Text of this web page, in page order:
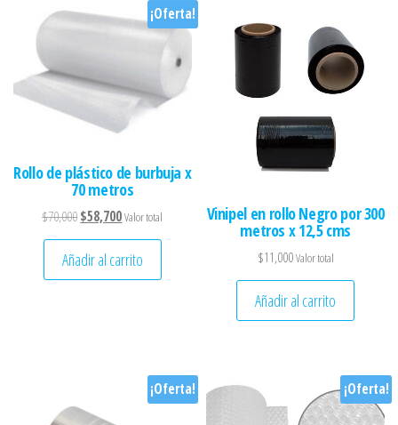
¡Oferta!
Rollo de plástico de burbuja x
70 metros
$70,000El precio original era: $70,000.
$58,700El precio actual es: $58,700.
Valor total
Añadir al carrito
Vinipel en rollo Negro por 300
metros x 12,5 cms
$11,000Valor total
Añadir al carrito
¡Oferta! ¡Oferta!